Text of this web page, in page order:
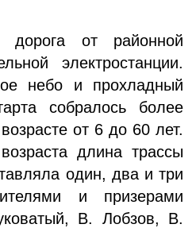
дорога от районной
электростанции.
небо и прохладный
собралось более
от 6 до 60 лет.
длина трассы
один, два и три
и призерами
В. Лобзов, В.